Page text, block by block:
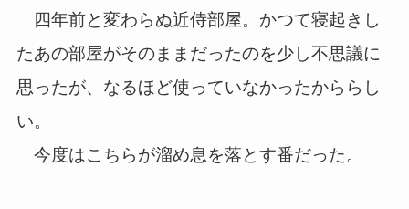
四年前と変わらぬ近侍部屋。かつて寝起きし
たあの部屋がそのままだったのを少し不思議に
思ったが、なるほど使っていなかったかららし
い。
今度はこちらが溜め息を落とす番だった。